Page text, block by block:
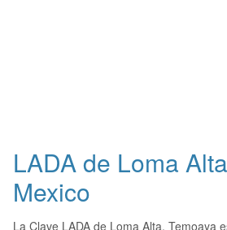
LADA de Loma
Mexico
La Clave LADA de Loma Alta, Temoaya